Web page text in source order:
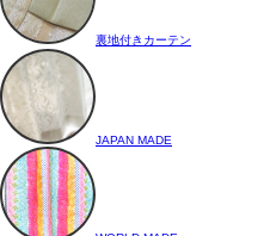
裏地付きカーテン
JAPAN MADE